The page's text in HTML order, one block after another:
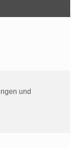
und